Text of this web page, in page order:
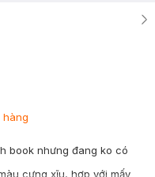
book nhưng đang ko có
cưng xĩu, hợp với mấy